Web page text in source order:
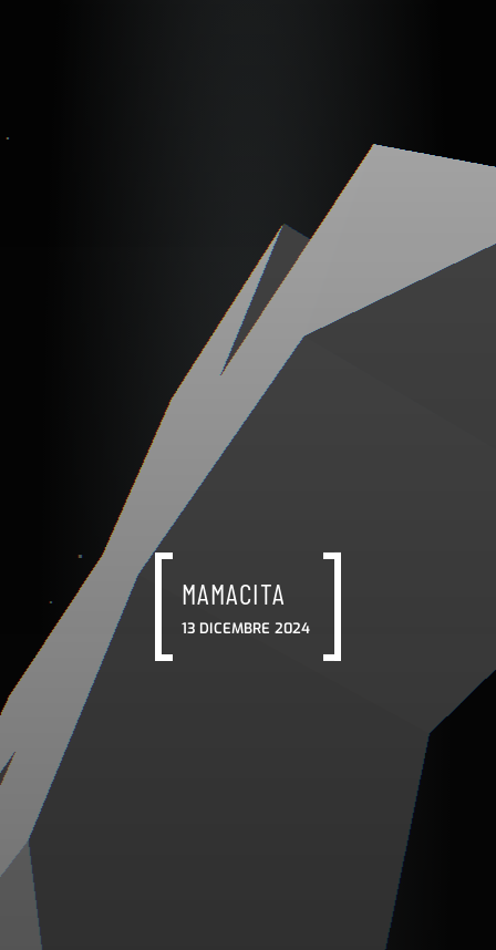
MAMACITA
13 DICEMBRE 2024